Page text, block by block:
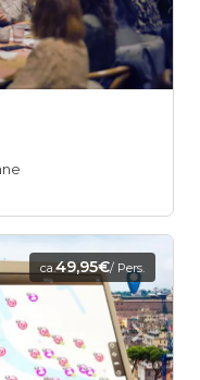
ca.49,95€/ Pers.